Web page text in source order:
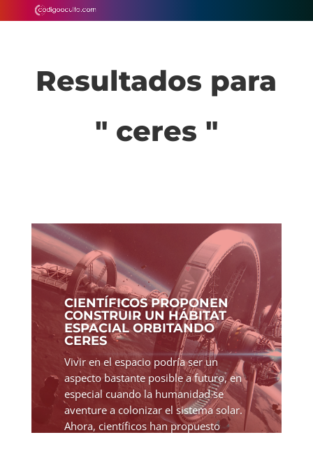
Resultados para
" ceres "
CIENTÍFICOS PROPONEN
CONSTRUIR UN HÁBITAT
ESPACIAL ORBITANDO
CERES
Vivir en el espacio podría ser un
aspecto bastante posible a futuro, en
especial cuando la humanidad se
aventure a colonizar el sistema solar.
Ahora, científicos han propuesto